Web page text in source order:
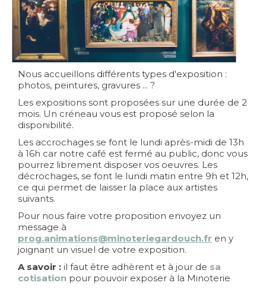
Nous accueillons différents types d'exposition :
photos, peintures, gravures ... ?
Les expositions sont proposées sur une durée de 2
mois. Un créneau vous est proposé selon la
disponibilité.
Les accrochages se font le lundi après-midi de 13h
à 16h car notre café est fermé au public, donc vous
pourrez librement disposer vos oeuvres. Les
décrochages, se font le lundi matin entre 9h et 12h,
ce qui permet de laisser la place aux artistes
suivants.
Pour nous faire votre proposition envoyez un
message à
prog.animations@minoteriegardouch.fr en y
joignant un visuel de votre exposition.
A savoir : il faut être adhèrent et à jour de sa
cotisation pour pouvoir exposer à la Minoterie